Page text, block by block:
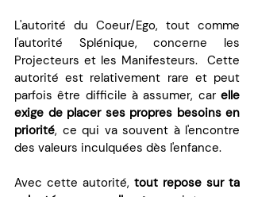
L'autorité du Coeur/Ego, tout comme
l'autorité Splénique, concerne les
Projecteurs et les Manifesteurs.  Cette
autorité est relativement rare et peut
parfois être difficile à assumer, car elle
exige de placer ses propres besoins en
priorité, ce qui va souvent à l'encontre
des valeurs inculquées dès l'enfance.
Avec cette autorité, tout repose sur ta